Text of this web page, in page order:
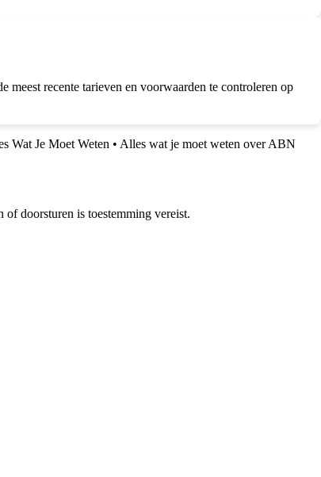
recente tarieven en voorwaarden te controleren op
Wat Je Moet Weten • Alles wat je moet weten over ABN
doorsturen is toestemming vereist.